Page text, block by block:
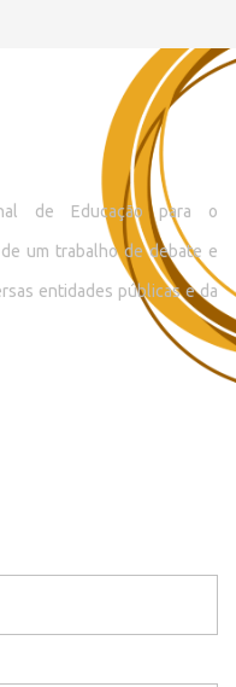
de Educação para o
um trabalho de debate e
entidades públicas e da